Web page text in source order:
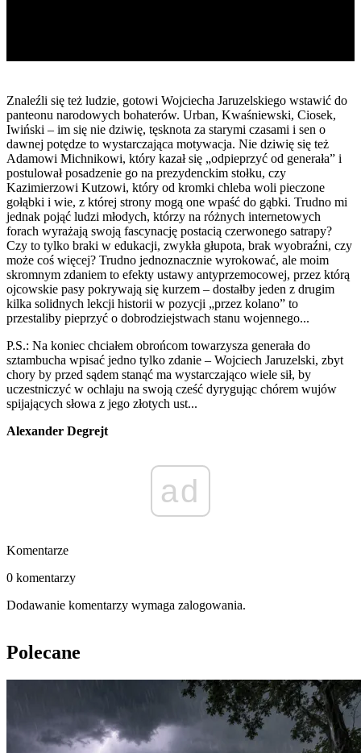
Znaleźli się też ludzie, gotowi Wojciecha Jaruzelskiego wstawić do
panteonu narodowych bohaterów. Urban, Kwaśniewski, Ciosek,
Iwiński – im się nie dziwię, tęsknota za starymi czasami i sen o
dawnej potędze to wystarczająca motywacja. Nie dziwię się też
Adamowi Michnikowi, który kazał się „odpieprzyć od generała” i
postulował posadzenie go na prezydenckim stołku, czy
Kazimierzowi Kutzowi, który od kromki chleba woli pieczone
gołąbki i wie, z której strony mogą one wpaść do gąbki. Trudno mi
jednak pojąć ludzi młodych, którzy na różnych internetowych
forach wyrażają swoją fascynację postacią czerwonego satrapy?
Czy to tylko braki w edukacji, zwykła głupota, brak wyobraźni, czy
może coś więcej? Trudno jednoznacznie wyrokować, ale moim
skromnym zdaniem to efekty ustawy antyprzemocowej, przez którą
ojcowskie pasy pokrywają się kurzem – dostałby jeden z drugim
kilka solidnych lekcji historii w pozycji „przez kolano” to
przestaliby pieprzyć o dobrodziejstwach stanu wojennego...
P.S.: Na koniec chciałem obrońcom towarzysza generała do
sztambucha wpisać jedno tylko zdanie – Wojciech Jaruzelski, zbyt
chory by przed sądem stanąć ma wystarczająco wiele sił, by
uczestniczyć w ochlaju na swoją cześć dyrygując chórem wujów
spijających słowa z jego złotych ust...
Alexander Degrejt
ad
Komentarze
0 komentarzy
Dodawanie komentarzy wymaga zalogowania.
Polecane